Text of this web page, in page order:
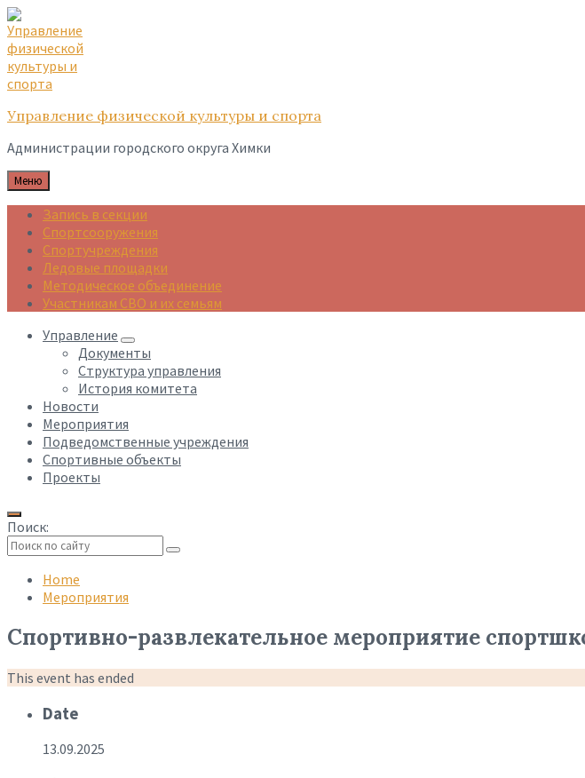
Skip
to
content
Skip
to
main
navigation
Skip
to
footer
Управление физической культуры и спорта
Администрации городского округа Химки
Меню
Запись в секции
Спортсооружения
Спортучреждения
Ледовые площадки
Методическое объединение
Участникам СВО и их семьям
Управление
Документы
Структура управления
История комитета
Новости
Мероприятия
Подведомственные учреждения
Спортивные объекты
Проекты
Поиск:
search
Home
Мероприятия
Спортивно-развлекательное мероприятие
This event has ended
Date
13.09.2025